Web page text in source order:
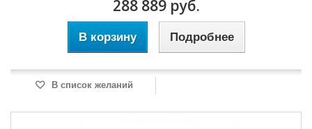
288 889 руб.
В корзину Подробнее
В список желаний